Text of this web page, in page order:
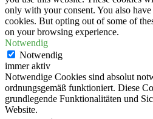
only with your consent. You also
cookies. But opting out of some of
on your browsing experience.
Notwendig
Notwendig
immer aktiv
Notwendige Cookies sind absolut
ordnungsgemäß funktioniert. Diese
grundlegende Funktionalitäten und
Website.